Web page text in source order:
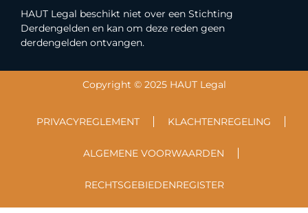
HAUT Legal beschikt niet over een Stichting
Derdengelden en kan om deze reden geen
derdengelden ontvangen.
Copyright © 2025 HAUT Legal
PRIVACYREGLEMENT KLACHTENREGELING
ALGEMENE VOORWAARDEN
RECHTSGEBIEDENREGISTER